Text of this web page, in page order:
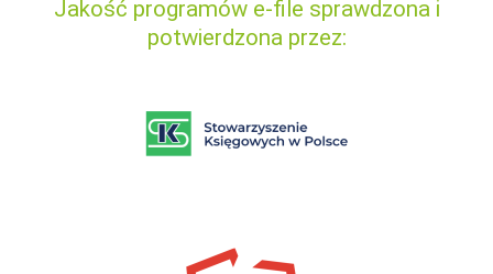
Jakość programów e-file sprawdzona i
potwierdzona przez: